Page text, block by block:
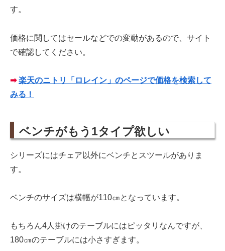
す。
価格に関してはセールなどでの変動があるので、サイト
で確認してください。
➡楽天のニトリ「ロレイン」のページで価格を検索して
みる！
ベンチがもう1タイプ欲しい
シリーズにはチェア以外にベンチとスツールがありま
す。
ベンチのサイズは横幅が110㎝となっています。
もちろん4人掛けのテーブルにはピッタリなんですが、
180㎝のテーブルには小さすぎます。